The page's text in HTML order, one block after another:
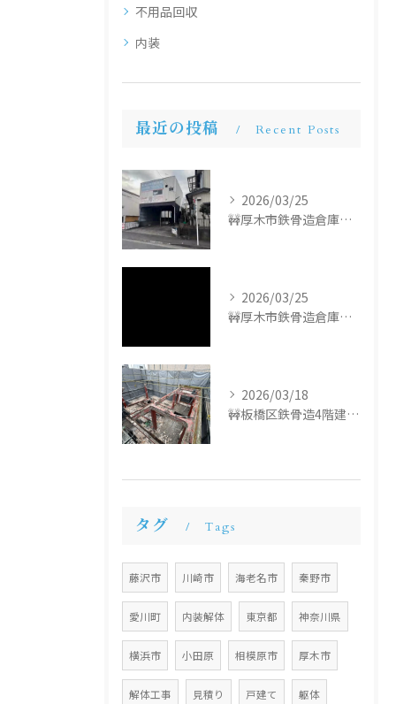
不用品回収
内装
最近の投稿 Recent Posts
2026/03/25
🚧厚木市鉄骨造倉庫解体工事🚧
2026/03/25
🚧厚木市鉄骨造倉庫解体工事🚧
2026/03/18
🚧板橋区鉄骨造4階建て解体工事🚧
タグ Tags
藤沢市 川崎市 海老名市 秦野市
愛川町 内装解体 東京都 神奈川県
横浜市 小田原 相模原市 厚木市
解体工事 見積り 戸建て 躯体